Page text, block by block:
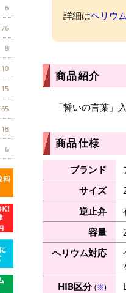
6
76
8
10
15
65
18
6
詳細はヘリウ
商品紹介
「誓いの言葉」
商品仕様
ブランド
サイズ
逆止弁
容量
ヘリウム対応
HIB区分(※)